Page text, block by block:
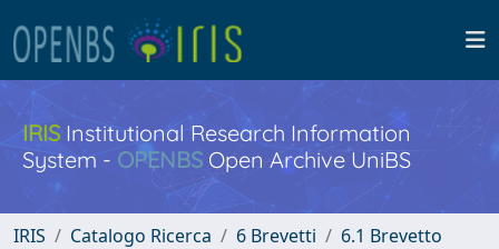
IRISInstitutional Research Information
System - OPENBS Open Archive UniBS
IRIS Catalogo Ricerca 6 Brevetti 6.1 Brevetto